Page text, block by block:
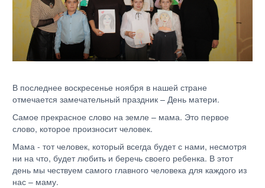
В последнее воскресенье ноября в нашей стране
отмечается замечательный праздник – День матери.
Самое прекрасное слово на земле – мама. Это первое
слово, которое произносит человек.
Мама - тот человек, который всегда будет с нами, несмотря
ни на что, будет любить и беречь своего ребенка. В этот
день мы чествуем самого главного человека для каждого из
нас – маму.